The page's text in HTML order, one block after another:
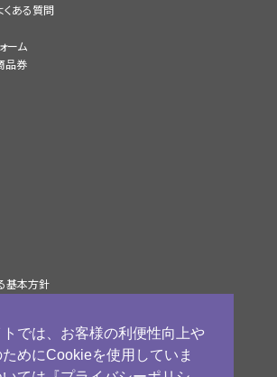
ある質問
ーム
品券
基本方針
示
では、お客様の利便性向上や
めにCookieを使用していま